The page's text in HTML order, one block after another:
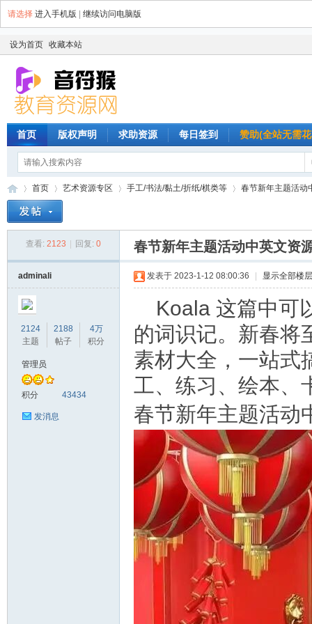
请选择 进入手机版 继续访问电脑版
设为首页 收藏本站
首页 版权声明 求助资源 每日签到 赞助(全站无需
首页
›
艺术资源专区 手工/书法/黏土/折纸/棋类等
›
春节新年主题活动
查看: 2123 回复: 0 春节新年主题活动中英文资
adminali
2124
主题
2188
帖子
4万
积分
管理员
积分 43434
发消息
发表于 2023-1-12 08:00:36 显示全部楼层
Koala 这篇中可
的词识记。新春将
素材大全，一站式
工、练习、绘本、
春节新年主题活动